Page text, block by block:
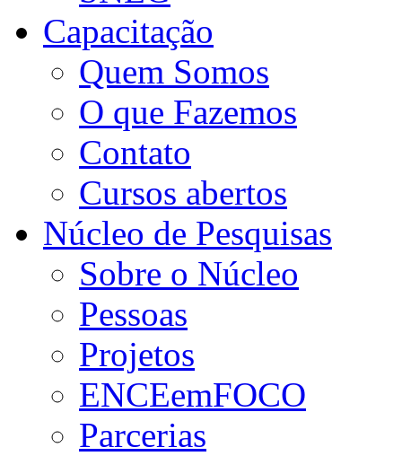
Capacitação
Quem Somos
O que Fazemos
Contato
Cursos abertos
Núcleo de Pesquisas
Sobre o Núcleo
Pessoas
Projetos
ENCEemFOCO
Parcerias